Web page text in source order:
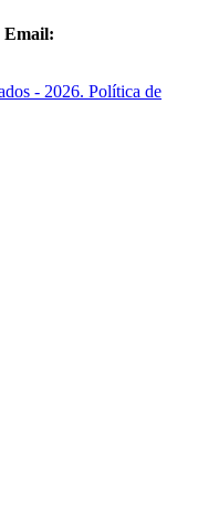
Email:
- 2026. Política de